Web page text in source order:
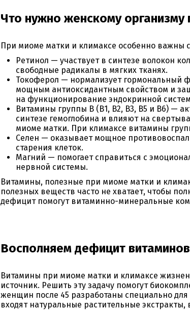
Что нужно женскому организму
При миоме матки и климаксе особенно
Ретинол — участвует в синтезе волокон
свободные радикалы в мягких тканях.
Токоферол — нормализует гормональный
мощным антиоксидантным свойством и
на функционирование эндокринной
Витамины группы В (В1, В2, В3, В5 и В6) —
синтезе гемоглобина и влияют на
миоме матки. При климаксе витамины
Селен — оказывает мощное
старения клеток.
Магний — помогает справиться с
нервной системы.
Витамины, полезные при миоме матки и
полезных веществ часто не хватает, чтобы
дефицит помогут витаминно-минеральные
Восполняем дефицит
Витамины при миоме матки и климаксе
источник. Решить эту задачу помогут
женщин после 45 разработаны специально
входят натуральные растительные